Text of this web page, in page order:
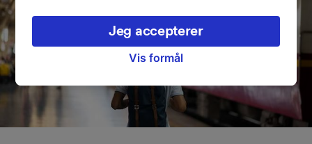
herunder din ret til at gøre indsigelse, hvor
legitim interesse bruges, eller når som helst på
siden om privatlivspolitik. Disse valg
browsingdata. Dine data vil ikke blive brugt til
sporingsformål, hvis du har bedt os om ikke at
spore dig.
Vis formål
Jeg accepterer